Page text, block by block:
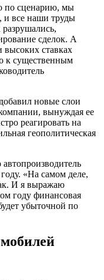
по сценарию, мы
и все наши труды
разрушались,
сделок. А
высоких ставках
к существенным
новые слои
вынуждая ее
реагировать на
геополитическая
«На самом деле,
И я выражаю
году финансовая
убыточной по